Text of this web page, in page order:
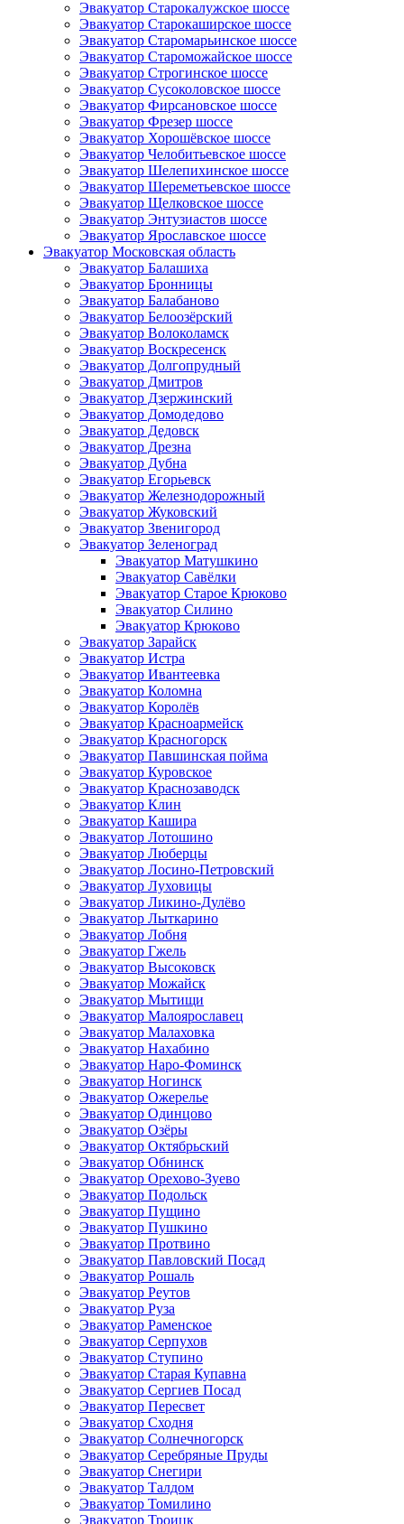
Эвакуатор Старокалужское шоссе
Эвакуатор Старокаширское шоссе
Эвакуатор Старомарьинское шоссе
Эвакуатор Староможайское шоссе
Эвакуатор Строгинское шоссе
Эвакуатор Сусоколовское шоссе
Эвакуатор Фирсановское шоссе
Эвакуатор Фрезер шоссе
Эвакуатор Хорошёвское шоссе
Эвакуатор Челобитьевское шоссе
Эвакуатор Шелепихинское шоссе
Эвакуатор Шереметьевское шоссе
Эвакуатор Щелковское шоссе
Эвакуатор Энтузиастов шоссе
Эвакуатор Ярославское шоссе
Эвакуатор Московская область
Эвакуатор Балашиха
Эвакуатор Бронницы
Эвакуатор Балабаново
Эвакуатор Белоозёрский
Эвакуатор Волоколамск
Эвакуатор Воскресенск
Эвакуатор Долгопрудный
Эвакуатор Дмитров
Эвакуатор Дзержинский
Эвакуатор Домодедово
Эвакуатор Дедовск
Эвакуатор Дрезна
Эвакуатор Дубна
Эвакуатор Егорьевск
Эвакуатор Железнодорожный
Эвакуатор Жуковский
Эвакуатор Звенигород
Эвакуатор Зеленоград
Эвакуатор Матушкино
Эвакуатор Савёлки
Эвакуатор Старое Крюково
Эвакуатор Силино
Эвакуатор Крюково
Эвакуатор Зарайск
Эвакуатор Истра
Эвакуатор Ивантеевка
Эвакуатор Коломна
Эвакуатор Королёв
Эвакуатор Красноармейск
Эвакуатор Красногорск
Эвакуатор Павшинская пойма
Эвакуатор Куровское
Эвакуатор Краснозаводск
Эвакуатор Клин
Эвакуатор Кашира
Эвакуатор Лотошино
Эвакуатор Люберцы
Эвакуатор Лосино-Петровский
Эвакуатор Луховицы
Эвакуатор Ликино-Дулёво
Эвакуатор Лыткарино
Эвакуатор Лобня
Эвакуатор Гжель
Эвакуатор Высоковск
Эвакуатор Можайск
Эвакуатор Мытищи
Эвакуатор Малоярославец
Эвакуатор Малаховка
Эвакуатор Нахабино
Эвакуатор Наро-Фоминск
Эвакуатор Ногинск
Эвакуатор Ожерелье
Эвакуатор Одинцово
Эвакуатор Озёры
Эвакуатор Октябрьский
Эвакуатор Обнинск
Эвакуатор Орехово-Зуево
Эвакуатор Подольск
Эвакуатор Пущино
Эвакуатор Пушкино
Эвакуатор Протвино
Эвакуатор Павловский Посад
Эвакуатор Рошаль
Эвакуатор Реутов
Эвакуатор Руза
Эвакуатор Раменское
Эвакуатор Серпухов
Эвакуатор Ступино
Эвакуатор Старая Купавна
Эвакуатор Сергиев Посад
Эвакуатор Пересвет
Эвакуатор Сходня
Эвакуатор Солнечногорск
Эвакуатор Серебряные Пруды
Эвакуатор Снегири
Эвакуатор Талдом
Эвакуатор Томилино
Эвакуатор Троицк